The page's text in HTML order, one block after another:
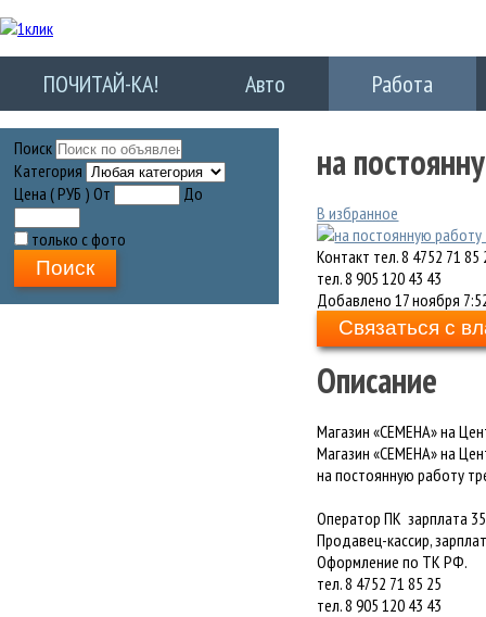
ПОЧИТАЙ-КА! Авто Работа
Поиск
Категория
Цена ( РУБ ) От До
только с фото
Поиск
на
В избранное
Контакт тел. 8 4752 71 85
тел. 8 905 120 43 43
Добавлено 17 ноября
Связаться с
Описание
Магазин «СЕМЕНА» на
Магазин «СЕМЕНА» на
на постоянную работу
Оператор ПК зарплата
Продавец-кассир,
Оформление по ТК РФ.
тел.8 4752 71 85 25
тел.8 905 120 43 43